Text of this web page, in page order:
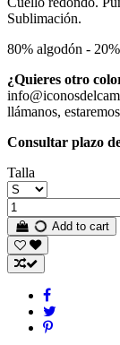
Sublimación.
80% algodón -
¿Quieres otro
llámanos,
Consultar plazo
Talla
Add to cart